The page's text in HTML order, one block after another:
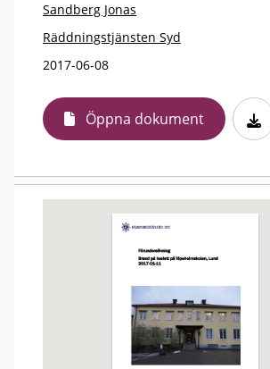
Sandberg Jonas
Räddningstjänsten Syd
2017-06-08
Öppna dokument